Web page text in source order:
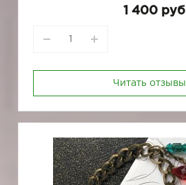
1 400 руб
Читать отзывы